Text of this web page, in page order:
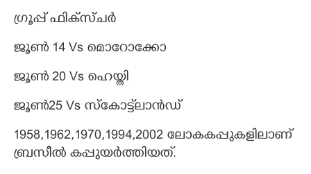
ഗ്രൂപ്പ് ഫിക്സ്ചർ
ജൂൺ 14 Vs മൊറോക്കോ
ജൂൺ 20 Vs ഹെയ്തി
ജൂൺ25 Vs സ്കോട്ട്‌ലാൻഡ്
1958,1962,1970,1994,2002 ലോകകപ്പുകളിലാണ്
ബ്രസീൽ കപ്പുയർത്തിയത്.